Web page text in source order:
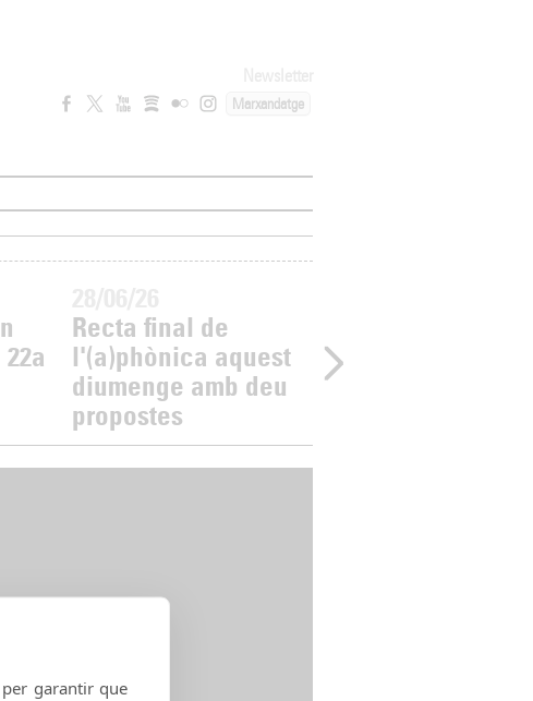
Marxandatge
Recta final de
l'(a)phònica aquest
diumenge amb deu
propostes
continua
garantir que